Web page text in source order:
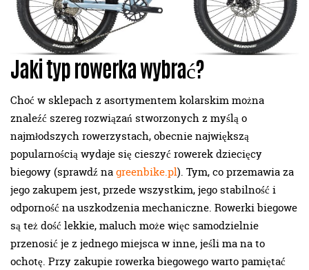
Jaki typ rowerka wybrać?
Choć w sklepach z asortymentem kolarskim można
znaleźć szereg rozwiązań stworzonych z myślą o
najmłodszych rowerzystach, obecnie największą
popularnością wydaje się cieszyć rowerek dziecięcy
biegowy (sprawdź nagreenbike.pl). Tym, co przemawia za
jego zakupem jest, przede wszystkim, jego stabilność i
odporność na uszkodzenia mechaniczne. Rowerki biegowe
są też dość lekkie, maluch może więc samodzielnie
przenosić je z jednego miejsca w inne, jeśli ma na to
ochotę. Przy zakupie rowerka biegowego warto pamiętać